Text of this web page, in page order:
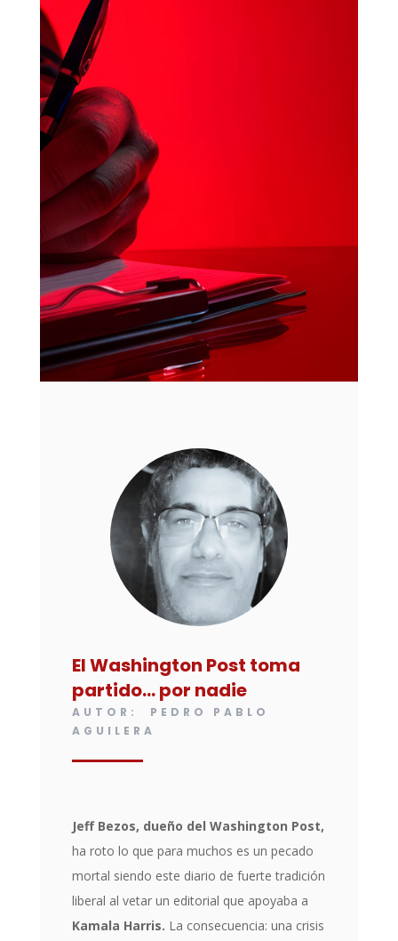
El Washington Post toma
partido… por nadie
AUTOR: PEDRO PABLO
AGUILERA
Jeff Bezos, dueño del Washington Post,
ha roto lo que para muchos es un pecado
mortal siendo este diario de fuerte tradición
liberal al vetar un editorial que apoyaba a
Kamala Harris. La consecuencia: una crisis